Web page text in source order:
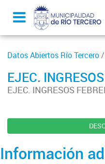
Datos Abiertos Río Tercero/
EJEC.
EJEC. INGRESOS
Información